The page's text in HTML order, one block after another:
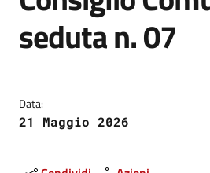
seduta n. 07
Data:
21 Maggio 2026